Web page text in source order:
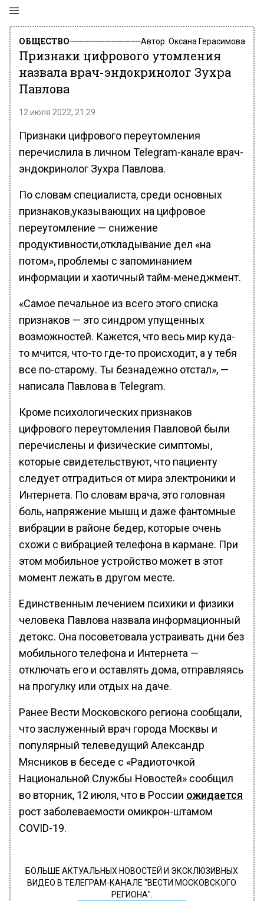
ОБЩЕСТВО Автор: Оксана Герасимова
Признаки цифрового утомления
назвала врач-эндокринолог Зухра
Павлова
12 июля 2022, 21:29
Признаки цифрового переутомления
перечислила в личном Telegram-канале врач-
эндокринолог Зухра Павлова.
По словам специалиста, среди основных
признаков,указывающих на цифровое
переутомление — снижение
продуктивности,откладывание дел «на
потом», проблемы с запоминанием
информации и хаотичный тайм-менеджмент.
«Самое печальное из всего этого списка
признаков — это синдром упущенных
возможностей. Кажется, что весь мир куда-
то мчится, что-то где-то происходит, а у тебя
все по-старому. Ты безнадежно отстал», —
написала Павлова в Telegram.
Кроме психологических признаков
цифрового переутомления Павловой были
перечислены и физические симптомы,
которые свидетельствуют, что пациенту
следует отградиться от мира электроники и
Интернета. По словам врача, это головная
боль, напряжение мышц и даже фантомные
вибрации в районе бедер, которые очень
схожи с вибрацией телефона в кармане. При
этом мобильное устройство может в этот
момент лежать в другом месте.
Единственным лечением психики и физики
человека Павлова назвала информационный
детокс. Она посоветовала устраивать дни без
мобильного телефона и Интернета —
отключать его и оставлять дома, отправляясь
на прогулку или отдых на даче.
Ранее Вести Московского региона сообщали,
что заслуженный врач города Москвы и
популярный телеведущий Александр
Мясников в беседе с «Радиоточкой
Национальной Службы Новостей» сообщил
во вторник, 12 июля, что в России ожидается
рост заболеваемости омикрон-штамом
COVID-19.
БОЛЬШЕ АКТУАЛЬНЫХ НОВОСТЕЙ И ЭКСКЛЮЗИВНЫХ
ВИДЕО В ТЕЛЕГРАМ-КАНАЛЕ "ВЕСТИ МОСКОВСКОГО
РЕГИОНА".